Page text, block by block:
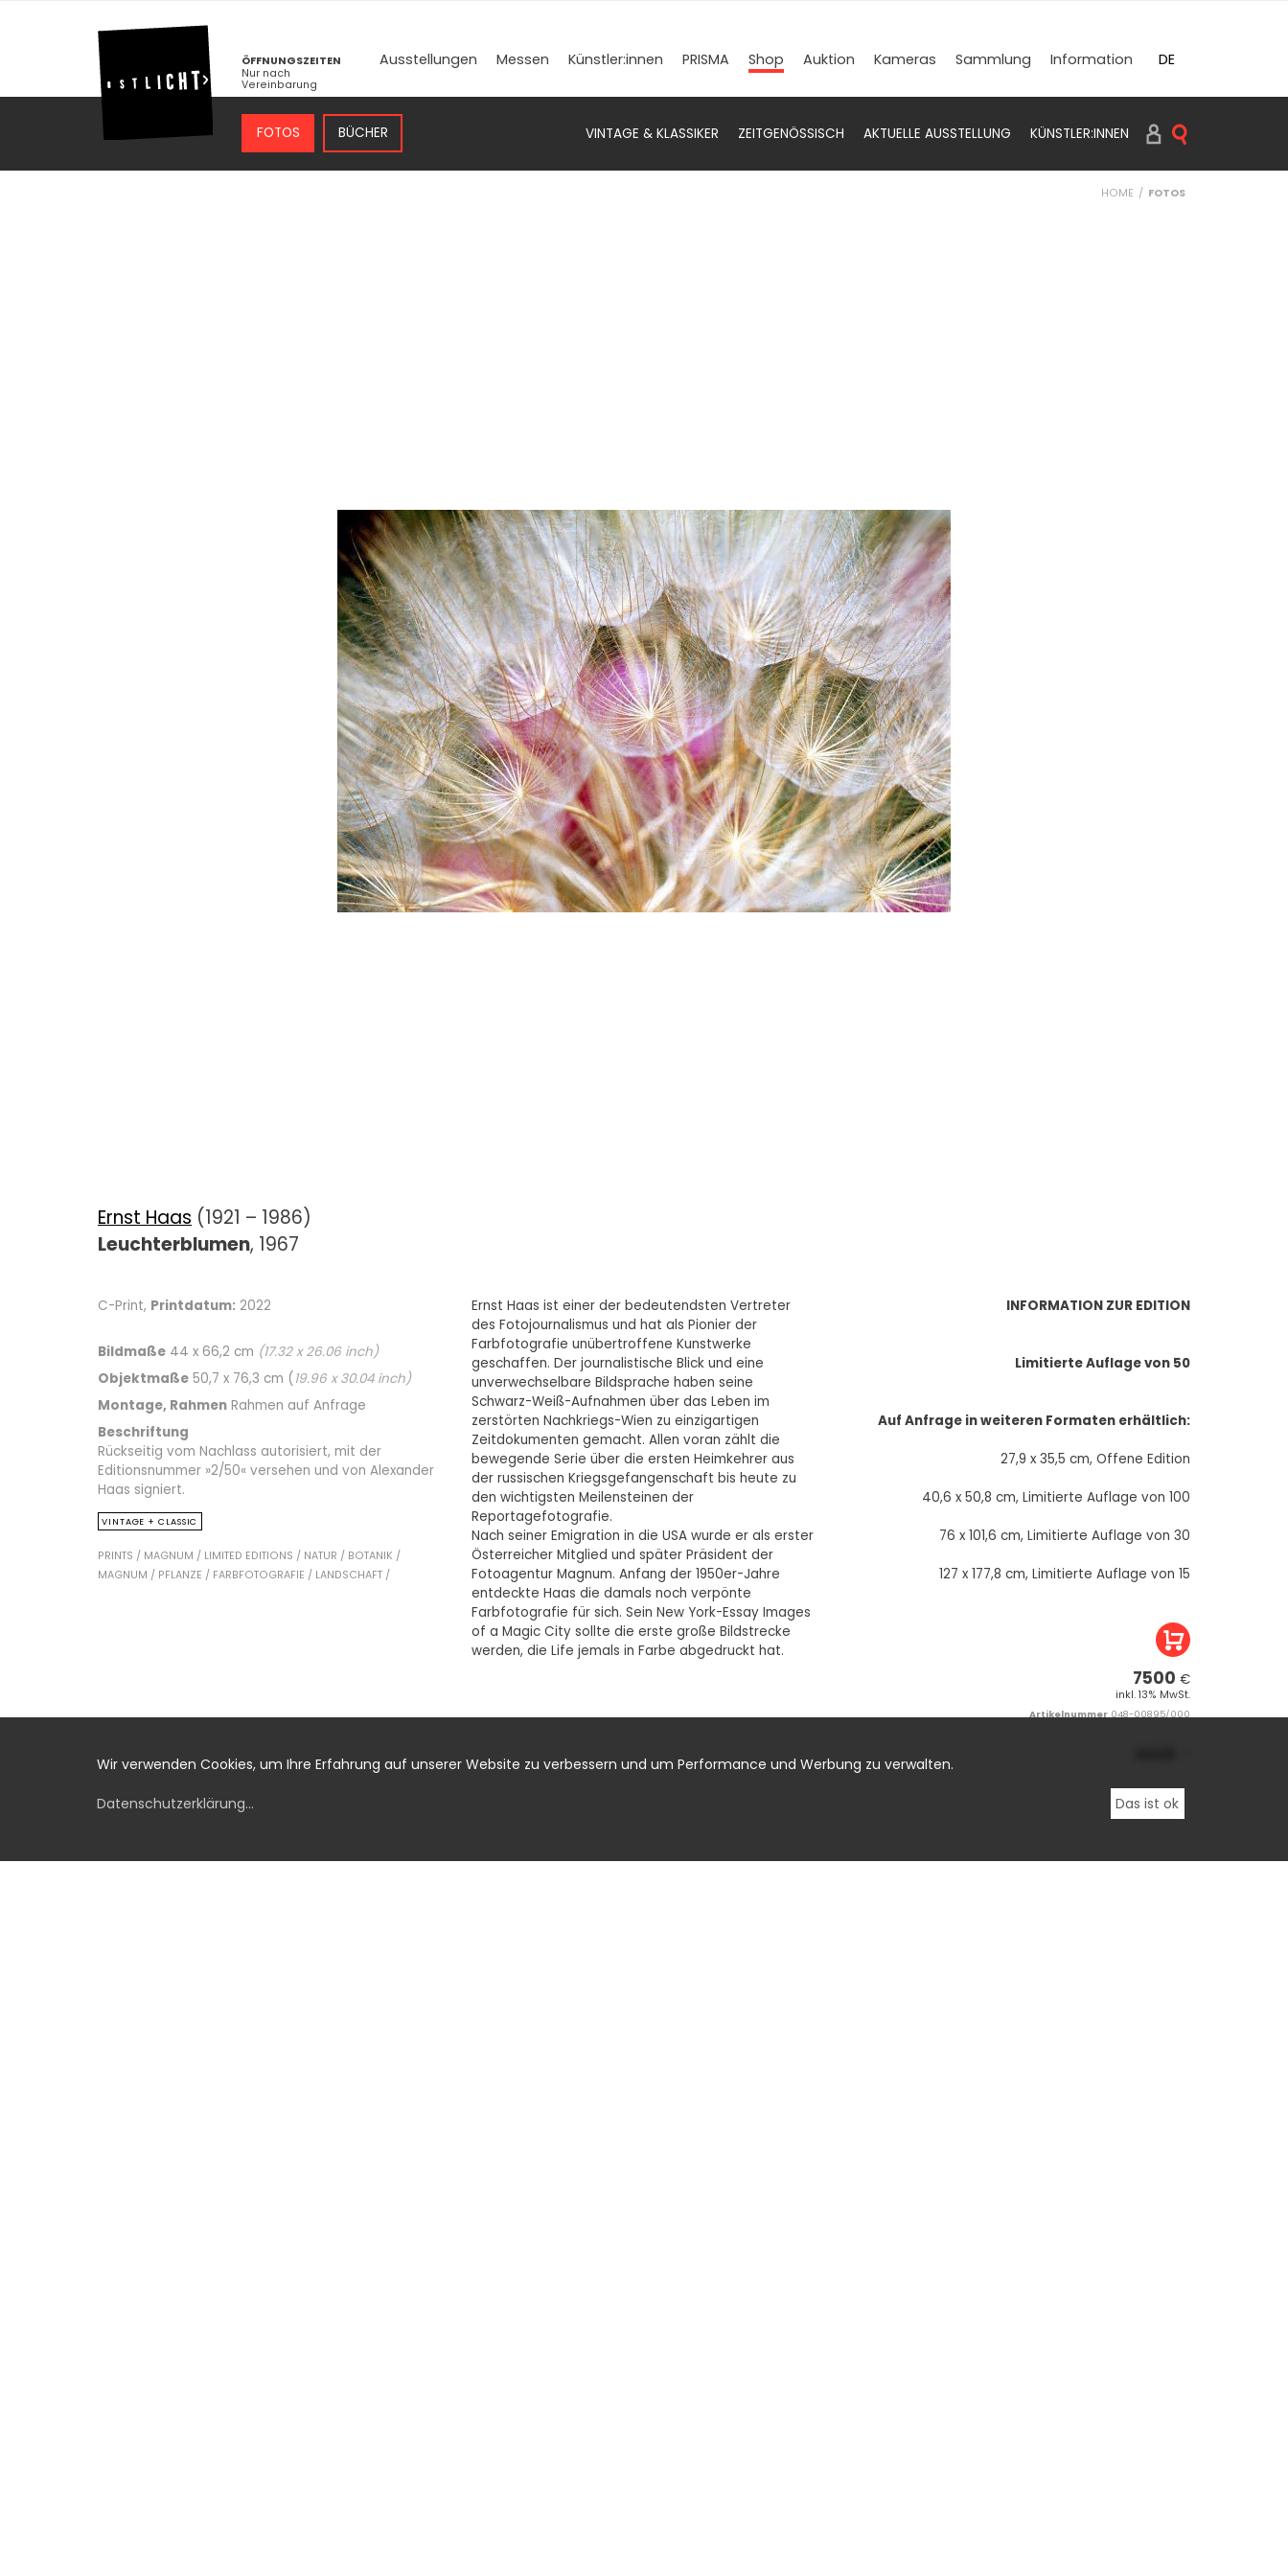
ÖFFNUNGSZEITEN
Nur nach
Vereinbarung
Ausstellungen Messen Künstler­:innen PRISMA Shop Auktion Kameras Sammlung Information
DE
EN
FOTOS BÜCHER VINTAGE & KLASSIKER ZEITGENÖSSISCH AKTUELLE AUSSTELLUNG KÜNSTLER:INNEN
SUCHEN PRINTS
HOME FOTOS
Ernst Haas (1921 – 1986)
Leuchterblumen, 1967
INFORMATION ZUR EDITION
Limitierte Auflage von 50
Auf Anfrage in weiteren Formaten erhältlich:
27,9 x 35,5 cm, Offene Edition
40,6 x 50,8 cm, Limitierte Auflage von 100
76 x 101,6 cm, Limitierte Auflage von 30
127 x 177,8 cm, Limitierte Auflage von 15
7500 €
inkl. 13% MwSt.
Artikelnummer 048-00895/000
Ernst Haas ist einer der bedeutendsten Vertreter
des Fotojournalismus und hat als Pionier der
Farbfotografie unübertroffene Kunstwerke
geschaffen. Der journalistische Blick und eine
unverwechselbare Bildsprache haben seine
Schwarz-Weiß-Aufnahmen über das Leben im
zerstörten Nachkriegs-Wien zu einzigartigen
Zeitdokumenten gemacht. Allen voran zählt die
bewegende Serie über die ersten Heimkehrer aus
der russischen Kriegsgefangenschaft bis heute zu
den wichtigsten Meilensteinen der
Reportagefotografie.
Nach seiner Emigration in die USA wurde er als erster
Österreicher Mitglied und später Präsident der
Fotoagentur Magnum. Anfang der 1950er-Jahre
entdeckte Haas die damals noch verpönte
Farbfotografie für sich. Sein New York-Essay Images
of a Magic City sollte die erste große Bildstrecke
werden, die Life jemals in Farbe abgedruckt hat.
C-Print, Printdatum: 2022
Bildmaße 44 x 66,2 cm (17.32x26.06 inch)
Objektmaße 50,7 x 76,3 cm ( 19.96 x30.04inch)
Montage, Rahmen Rahmen auf Anfrage
Beschriftung
Rückseitig vom Nachlass autorisiert, mit der
Editionsnummer »2/50« versehen und von Alexander
Haas signiert.
VINTAGE + CLASSIC
PRINTS / MAGNUM / LIMITED EDITIONS / NATUR / BOTANIK /
MAGNUM / PFLANZE / FARBFOTOGRAFIE / LANDSCHAFT /
Wir verwenden Cookies, um Ihre Erfahrung auf unserer Website zu verbessern und um Performance und Werbung zu verwalten.
Datenschutzerklärung... Das ist ok